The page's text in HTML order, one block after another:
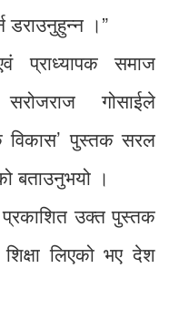
डराउनुहुन्न ।”
प्राध्यापक समाज
गोसाईले
विकास’ पुस्तक सरल
बताउनुभयो ।
उक्त पुस्तक
लिएको भए देश